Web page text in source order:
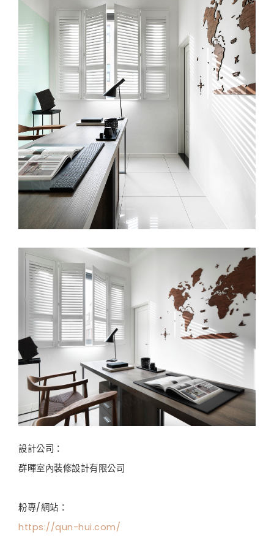
設計公司：
群暉室內裝修設計有限公司
粉專/網站：
https://qun-hui.com/